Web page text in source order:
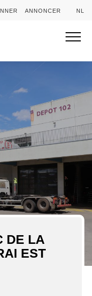
ANNONCER NL
DE LA
EST